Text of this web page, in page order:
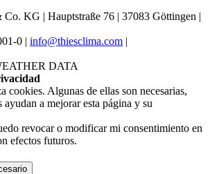
KG | Hauptstraße 76 | 37083 Göttingen |
0 | info@thiesclima.com
DATA
cookies. Algunas de ellas son necesarias,
ayudan a mejorar esta página y su
revocar o modificar mi consentimiento en
efectos futuros.